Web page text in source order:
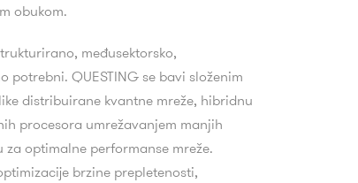
obukom.
međusektorsko,
potrebni. QUESTING se bavi složenim
distribuirane kvantne mreže, hibridnu
procesora umrežavanjem manjih
optimalne performanse mreže.
brzine prepletenosti,